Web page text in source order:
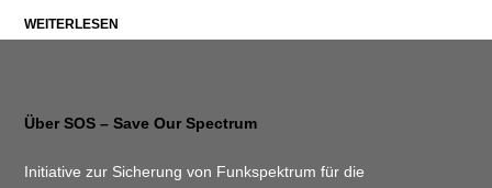
WEITERLESEN
Über SOS – Save Our Spectrum
Initiative zur Sicherung von Funkspektrum für die